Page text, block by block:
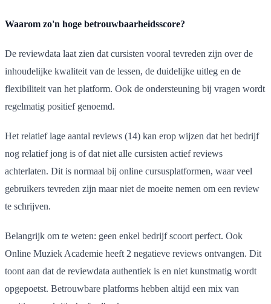
Waarom zo'n hoge betrouwbaarheidsscore?
De reviewdata laat zien dat cursisten vooral tevreden zijn over de
inhoudelijke kwaliteit van de lessen, de duidelijke uitleg en de
flexibiliteit van het platform. Ook de ondersteuning bij vragen wordt
regelmatig positief genoemd.
Het relatief lage aantal reviews (14) kan erop wijzen dat het bedrijf
nog relatief jong is of dat niet alle cursisten actief reviews
achterlaten. Dit is normaal bij online cursusplatformen, waar veel
gebruikers tevreden zijn maar niet de moeite nemen om een review
te schrijven.
Belangrijk om te weten: geen enkel bedrijf scoort perfect. Ook
Online Muziek Academie heeft 2 negatieve reviews ontvangen. Dit
toont aan dat de reviewdata authentiek is en niet kunstmatig wordt
opgepoetst. Betrouwbare platforms hebben altijd een mix van